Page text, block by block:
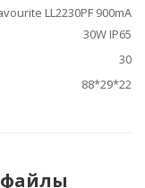
LL2230PF 900mA
30W IP65
30
88*29*22